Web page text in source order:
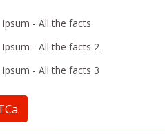
- All the facts
- All the facts 2
- All the facts 3